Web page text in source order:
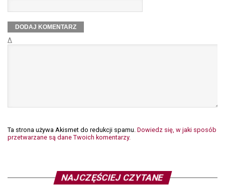
Δ
Ta strona używa Akismet do redukcji spamu. Dowiedz się, w jaki sposób
przetwarzane są dane Twoich komentarzy.
NAJCZĘŚCIEJ CZYTANE